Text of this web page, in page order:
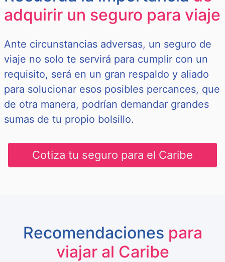
adquirir un seguro para viaje
Ante circunstancias adversas, un seguro de
viaje no solo te servirá para cumplir con un
requisito, será en un gran respaldo y aliado
para solucionar esos posibles percances, que
de otra manera, podrían demandar grandes
sumas de tu propio bolsillo.
Cotiza tu seguro para el Caribe
Recomendaciones para
viajar al Caribe